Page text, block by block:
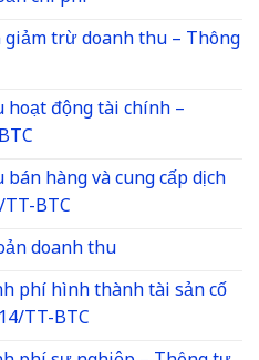
giảm trừ doanh thu – Thông
động tài chính –
hàng và cung cấp dịch
BTC
doanh thu
phí hình thành tài sản cố
TT-BTC